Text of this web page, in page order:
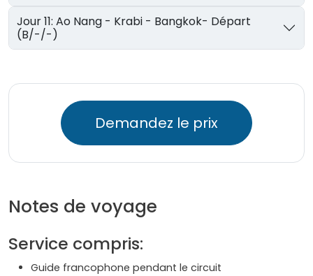
Jour 11: Ao Nang - Krabi - Bangkok- Départ
(B/-/-)
Demandez le prix
Notes de voyage
Service compris:
Guide francophone pendant le circuit